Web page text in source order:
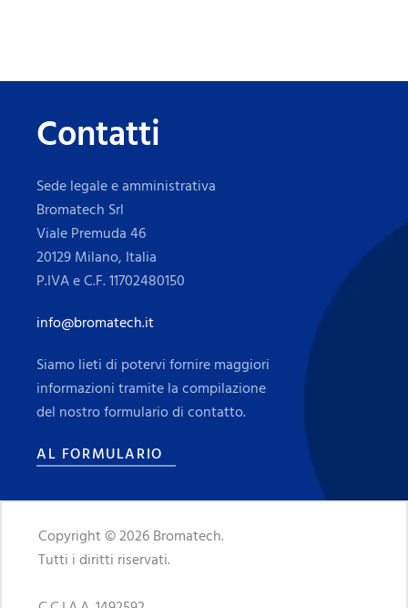
Contatti
Sede legale e amministrativa
Bromatech Srl
Viale Premuda 46
20129 Milano, Italia
P.IVA e C.F. 11702480150
info@bromatech.it
Siamo lieti di potervi fornire maggiori
informazioni tramite la compilazione
del nostro formulario di contatto.
AL FORMULARIO
Copyright © 2026 Bromatech.
Tutti i diritti riservati.